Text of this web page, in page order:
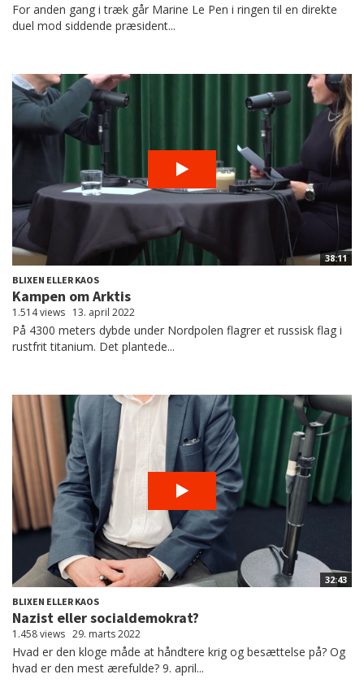
For anden gang i træk går Marine Le Pen i ringen til en direkte
duel mod siddende præsident...
38:11
BLIXEN ELLER KAOS
Kampen om Arktis
1.514 views 13. april 2022
På 4300 meters dybde under Nordpolen flagrer et russisk flag i
rustfrit titanium. Det plantede...
32:43
BLIXEN ELLER KAOS
Nazist eller socialdemokrat?
1.458 views 29. marts 2022
Hvad er den kloge måde at håndtere krig og besættelse på? Og
hvad er den mest ærefulde? 9. april...